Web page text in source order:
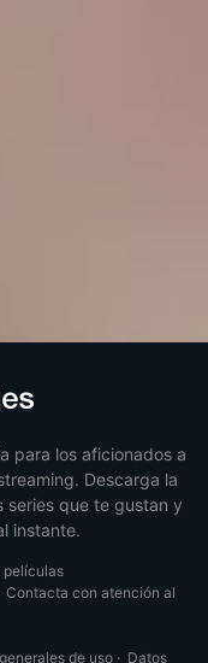
para los aficionados a
Descarga la
series que te gustan y
instante.
películas
Contacta con atención al
de uso· Datos